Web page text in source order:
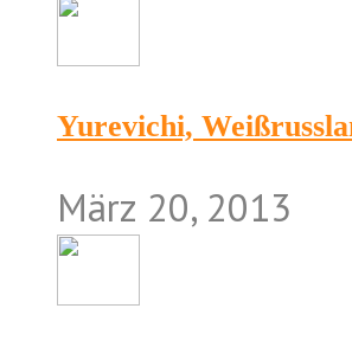
Yurevichi,
März 20, 2013